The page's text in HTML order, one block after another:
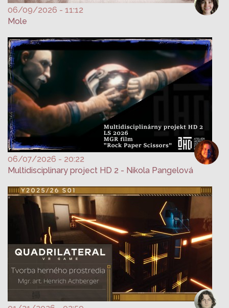
06/09/2026 - 11:12
Mole
06/07/2026 - 20:22
Multidisciplinary project HD 2 - Nikola Pangelová